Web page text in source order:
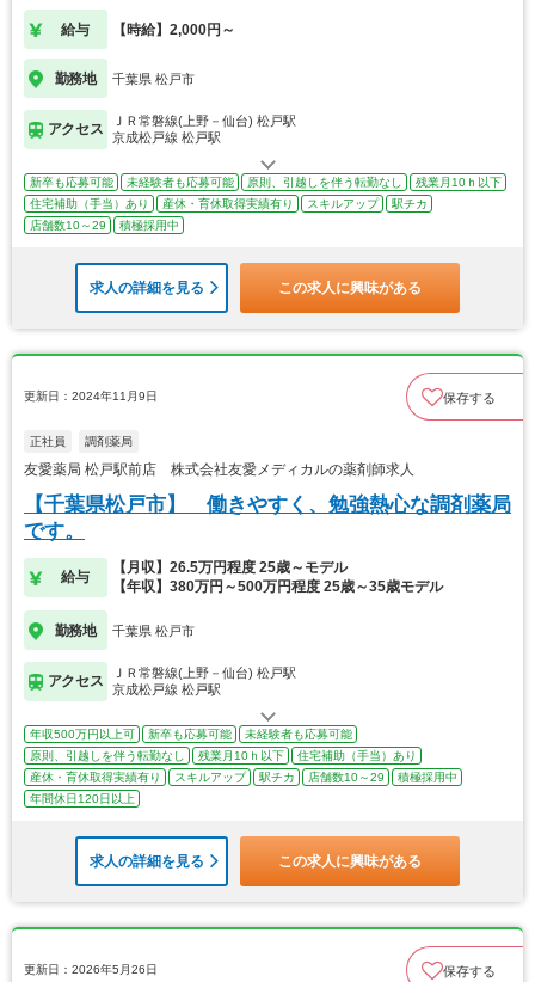
給与 【時給】2,000円～
勤務地 千葉県 松戸市
アクセス
ＪＲ常磐線(上野－仙台) 松戸駅
京成松戸線 松戸駅
新卒も応募可能 未経験者も応募可能 原則、引越しを伴う転勤なし
残業月10ｈ以下
住宅補助（手当）あり
産休・育休取得実績有り スキルアップ
駅チカ
店舗数10～29
積極採用中
求人の詳細を見る この求人に興味がある
更新日：2024年11月9日 保存する
正社員 調剤薬局
友愛薬局 松戸駅前店 株式会社友愛メディカルの薬剤師求人
【千葉県松戸市】 働きやすく、勉強熱心な調剤薬局
です。
給与
【月収】26.5万円程度 25歳～モデル
【年収】380万円～500万円程度 25歳～35歳モデル
勤務地 千葉県 松戸市
アクセス
ＪＲ常磐線(上野－仙台) 松戸駅
京成松戸線 松戸駅
年収500万円以上可 新卒も応募可能
未経験者も応募可能
原則、引越しを伴う転勤なし
残業月10ｈ以下
住宅補助（手当）あり
産休・育休取得実績有り
スキルアップ 駅チカ 店舗数10～29
積極採用中
年間休日120日以上
求人の詳細を見る この求人に興味がある
更新日：2026年5月26日 保存する